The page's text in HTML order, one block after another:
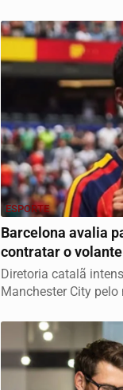
ESPORTE
Barcelona avalia
contratar o
Diretoria catalã
Manchester City